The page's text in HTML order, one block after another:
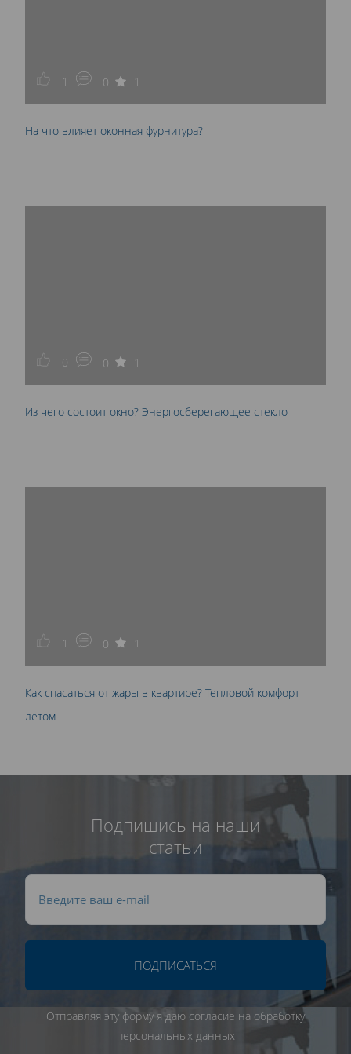
1 0 1
На что влияет оконная фурнитура?
0 0 1
Из чего состоит окно? Энергосберегающее стекло
1 0 1
Как спасаться от жары в квартире? Тепловой комфорт
летом
Подпишись на наши
статьи
ПОДПИСАТЬСЯ
Отправляя эту форму я даю согласие на обработку
персональных данных